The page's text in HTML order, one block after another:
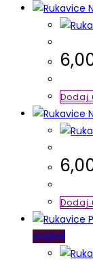
Dodaj
Dodaj
pogled